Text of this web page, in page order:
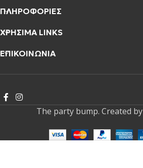
ΠΛΗΡΟΦΟΡΙΕΣ
ΧΡΗΣΙΜΑ LINKS
ΕΠΙΚΟΙΝΩΝΙΑ
The party bump. Created by